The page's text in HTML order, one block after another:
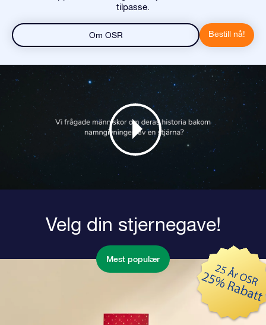
tilpasse.
Om OSR Bestill nå!
Velg din stjernegave!
Mest populær